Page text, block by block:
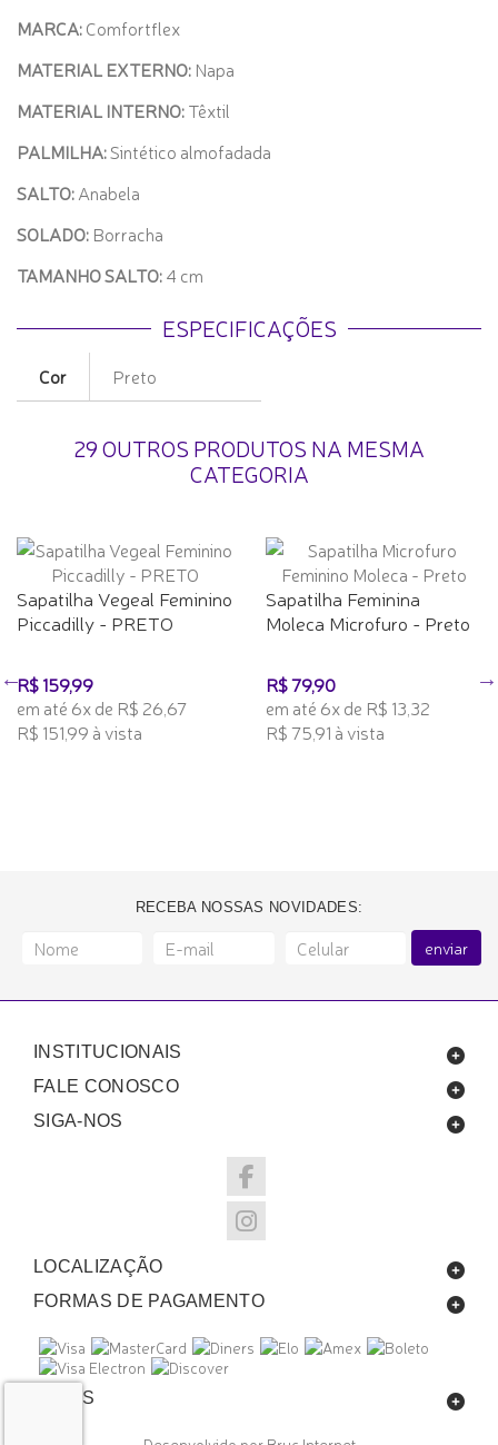
MARCA:Comfortflex
MATERIAL EXTERNO: Napa
MATERIAL INTERNO:Têxtil
PALMILHA:Sintético almofadada
SALTO:Anabela
SOLADO: Borracha
TAMANHO SALTO:4 cm
ESPECIFICAÇÕES
Cor Preto
29 OUTROS PRODUTOS NA MESMA
CATEGORIA
Sapatilha Vegeal Feminino
Piccadilly - PRETO
R$ 159,99
em até 6x de R$ 26,67
R$ 151,99 à vista
Sapatilha Feminina
Moleca Microfuro - Preto
R$ 79,90
em até 6x de R$ 13,32
R$ 75,91 à vista
RECEBA NOSSAS NOVIDADES:
enviar
INSTITUCIONAIS
FALE CONOSCO
SIGA-NOS
LOCALIZAÇÃO
FORMAS DE PAGAMENTO
SELOS